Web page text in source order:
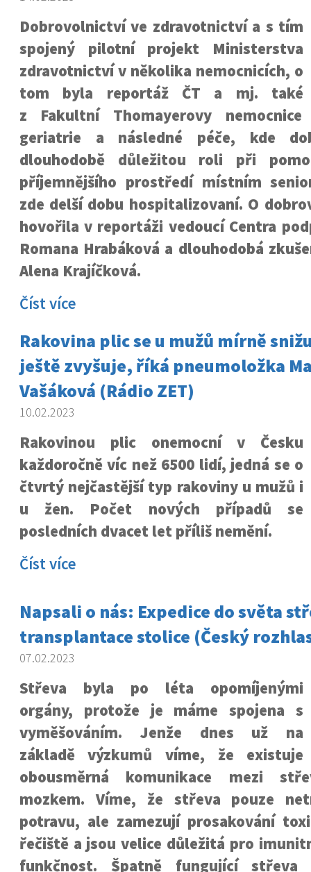
Dobrovolnictví ve zdravotnictví a s tím
spojený pilotní projekt Ministerstva
zdravotnictví v několika nemocnicích, o
tom byla reportáž ČT a mj. také
z Fakultní Thomayerovy
geriatrie a následné péče, kde
dlouhodobě důležitou roli při
příjemnějšího prostředí místním
zde delší dobu hospitalizovaní. O
hovořila v reportáži vedoucí Centra
Romana Hrabáková a dlouhodobá
Alena Krajíčková.
Číst více
Rakovina plic se u mužů mírně
ještě zvyšuje, říká pneumoložka
Vašáková (Rádio ZET)
10.02.2023
Rakovinou plic onemocní v Česku
každoročně víc než 6500 lidí, jedná se o
čtvrtý nejčastější typ rakoviny u mužů i
u žen. Počet nových případů se
posledních dvacet let příliš nemění.
Číst více
Napsali o nás: Expedice do světa
transplantace stolice (Český
07.02.2023
Střeva byla po léta opomíjenými
orgány, protože je máme spojena s
vyměšováním. Jenže dnes už na
základě výzkumů víme, že existuje
obousměrná komunikace mezi
mozkem. Víme, že střeva pouze
potravu, ale zamezují prosakování
řečiště a jsou velice důležitá pro
funkčnost. Špatně fungující střeva